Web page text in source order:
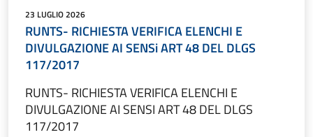
23 LUGLIO 2026
RUNTS- RICHIESTA VERIFICA ELENCHI E
DIVULGAZIONE AI SENSi ART 48 DEL DLGS
117/2017
RUNTS- RICHIESTA VERIFICA ELENCHI E
DIVULGAZIONE AI SENSI ART 48 DEL DLGS
117/2017